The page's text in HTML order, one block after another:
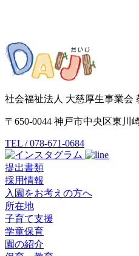
社会福祉法人 大慈厚生事業会
〒650-0044 神戸市中央区東川
TEL / 078-671-0684
提出書類
採用情報
入園をお考えの方へ
所在地
子育て支援
学童保育
園の紹介